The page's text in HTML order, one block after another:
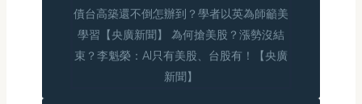
債台高築還不倒怎辦到？學者以英為師籲美
學習【央廣新聞】 為何搶美股？漲勢沒結
束？李魁榮：AI只有美股、台股有！【央廣
新聞】